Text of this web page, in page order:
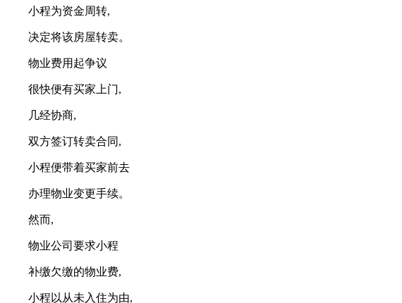
小程为资金周转,
决定将该房屋转卖。
物业费用起争议
很快便有买家上门,
几经协商,
双方签订转卖合同,
小程便带着买家前去
办理物业变更手续。
然而,
物业公司要求小程
补缴欠缴的物业费,
小程以从未入住为由,